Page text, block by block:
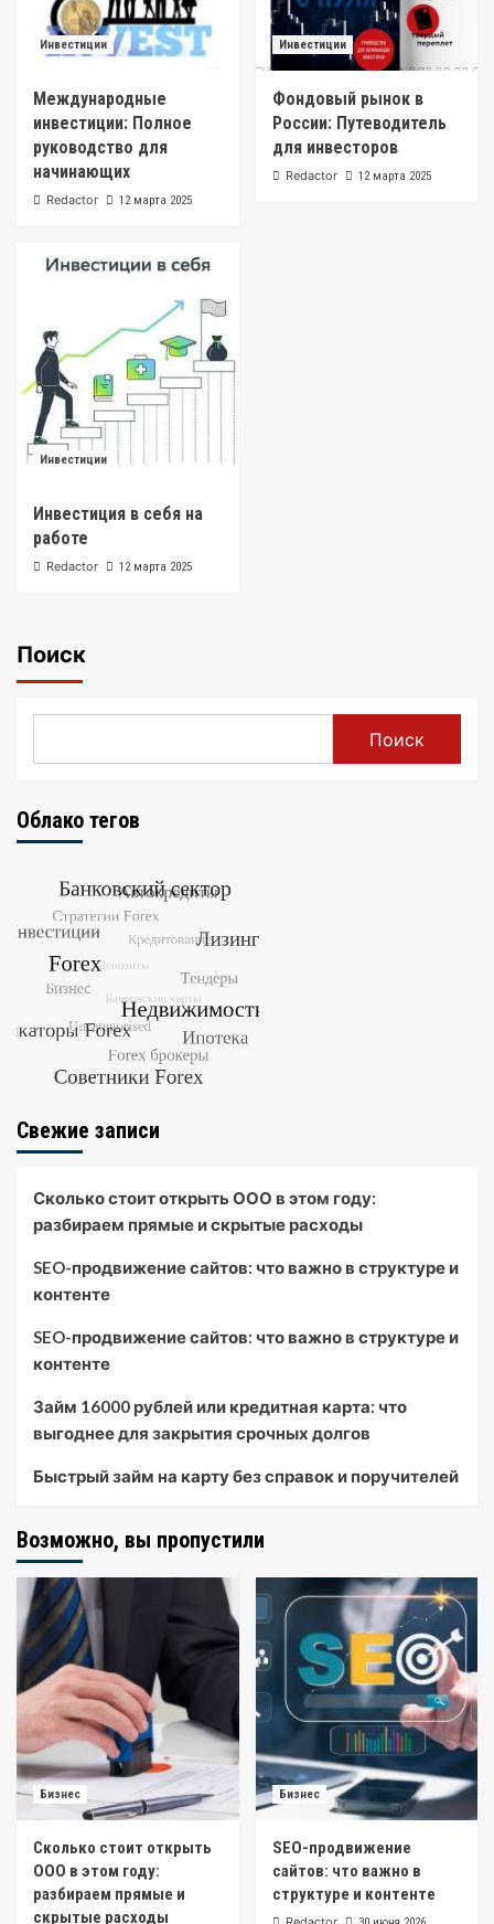
Инвестиции
Международные
инвестиции: Полное
руководство для
начинающих
Redactor 12 марта 2025
Инвестиции
Фондовый рынок в
России: Путеводитель
для инвесторов
Redactor 12 марта 2025
Инвестиции
Инвестиция в себя на
работе
Redactor 12 марта 2025
Поиск
Поиск
Облако тегов
Свежие записи
Сколько стоит открыть ООО в этом году:
разбираем прямые и скрытые расходы
SEO-продвижение сайтов: что важно в структуре и
контенте
SEO-продвижение сайтов: что важно в структуре и
контенте
Займ 16000 рублей или кредитная карта: что
выгоднее для закрытия срочных долгов
Быстрый займ на карту без справок и поручителей
Возможно, вы пропустили
Бизнес
Сколько стоит открыть
ООО в этом году:
разбираем прямые и
скрытые расходы
Бизнес
SEO-продвижение
сайтов: что важно в
структуре и контенте